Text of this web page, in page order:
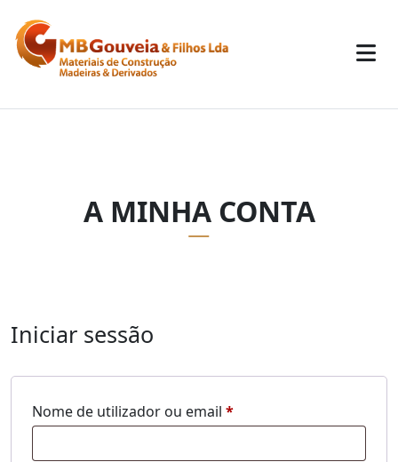
A MINHA CONTA
Iniciar sessão
Nome de utilizador ou email *Obrigatório